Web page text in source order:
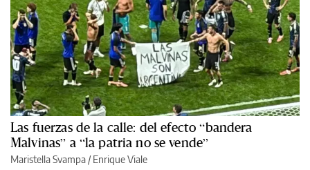
Las fuerzas de la calle: del efecto “bandera
Malvinas” a “la patria no se vende”
Maristella Svampa /Enrique Viale